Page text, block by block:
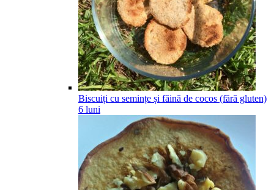
Biscuiți cu semințe și făină de cocos (fără gluten)
6 luni